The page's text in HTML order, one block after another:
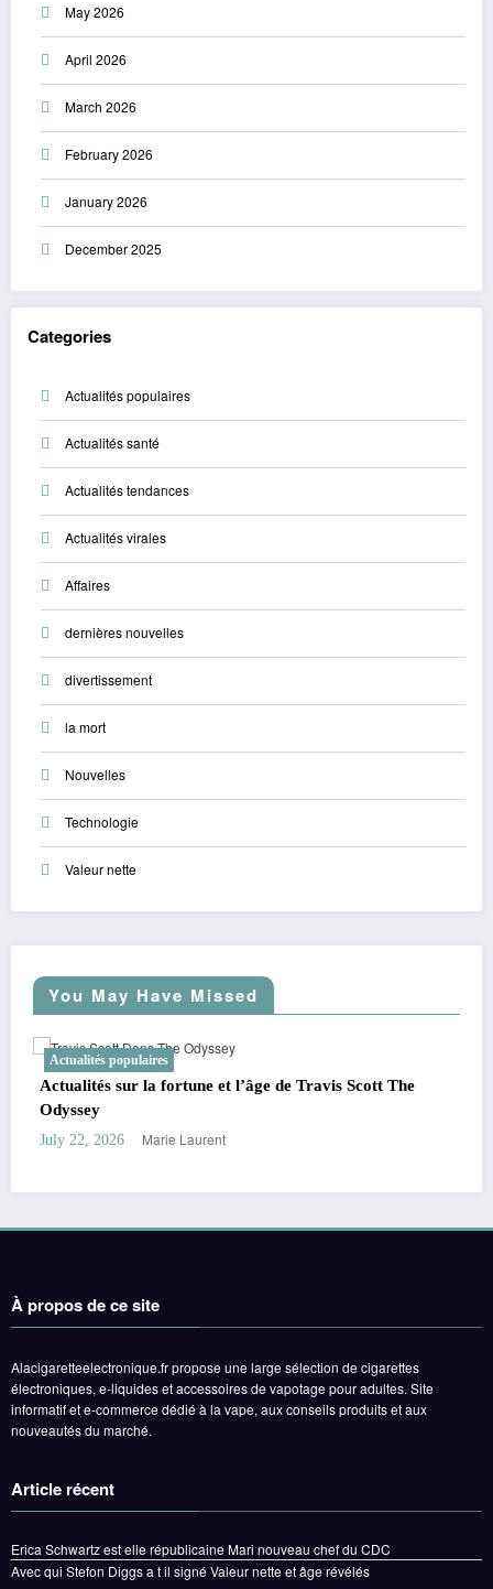
May 2026
April 2026
March 2026
February 2026
January 2026
December 2025
Categories
Actualités populaires
Actualités santé
Actualités tendances
Actualités virales
Affaires
dernières nouvelles
divertissement
la mort
Nouvelles
Technologie
Valeur nette
You May Have Missed
Nouvelles Actualités populaires
l’émission de jennifer hudson : nouvelles interviews et
July 20, 2026 Marie Laurent
À propos de ce site
Alacigaretteelectronique.fr propose une large sélection de cigarettes
électroniques, e-liquides et accessoires de vapotage pour adultes. Site
informatif et e-commerce dédié à la vape, aux conseils produits et aux
nouveautés du marché.
Article récent
Erica Schwartz est elle républicaine Mari nouveau chef du CDC
Avec qui Stefon Diggs a t il signé Valeur nette et âge révélés